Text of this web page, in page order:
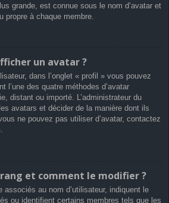
grande, est connue sous le nom d’avatar et
propre à chaque membre.
un avatar ?
dans l’onglet « profil » vous pouvez
l’une des quatre méthodes d’avatar
distant ou importé. L’administrateur du
avatars et décider de la manière dont ils
ne pouvez pas utiliser d’avatar, contactez
rang et comment le modifier ?
associés au nom d’utilisateur, indiquent le
ou identifient certains membres tels que les